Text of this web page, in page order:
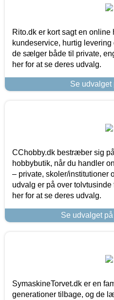
Rito.dk er kort sagt en
kundeservice, hurtig
de sælger både til private,
her for at se deres udvalg.
Se udvalget
CChobby.dk bestræber sig
hobbybutik, når du handler
– private, skoler/institutioner
udvalg er på over
her for at se deres udvalg.
Se udvalget
SymaskineTorvet.dk er en
generationer tilbage, og de